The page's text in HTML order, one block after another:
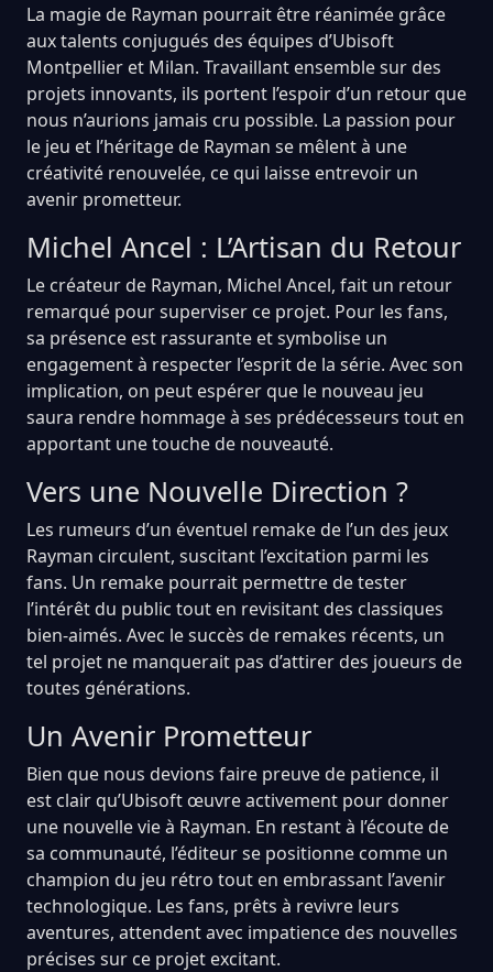
La magie de Rayman pourrait être réanimée grâce
aux talents conjugués des équipes d’Ubisoft
Montpellier et Milan. Travaillant ensemble sur des
projets innovants, ils portent l’espoir d’un retour que
nous n’aurions jamais cru possible. La passion pour
le jeu et l’héritage de Rayman se mêlent à une
créativité renouvelée, ce qui laisse entrevoir un
avenir prometteur.
Michel Ancel : L’Artisan du Retour
Le créateur de Rayman, Michel Ancel, fait un retour
remarqué pour superviser ce projet. Pour les fans,
sa présence est rassurante et symbolise un
engagement à respecter l’esprit de la série. Avec son
implication, on peut espérer que le nouveau jeu
saura rendre hommage à ses prédécesseurs tout en
apportant une touche de nouveauté.
Vers une Nouvelle Direction ?
Les rumeurs d’un éventuel remake de l’un des jeux
Rayman circulent, suscitant l’excitation parmi les
fans. Un remake pourrait permettre de tester
l’intérêt du public tout en revisitant des classiques
bien-aimés. Avec le succès de remakes récents, un
tel projet ne manquerait pas d’attirer des joueurs de
toutes générations.
Un Avenir Prometteur
Bien que nous devions faire preuve de patience, il
est clair qu’Ubisoft œuvre activement pour donner
une nouvelle vie à Rayman. En restant à l’écoute de
sa communauté, l’éditeur se positionne comme un
champion du jeu rétro tout en embrassant l’avenir
technologique. Les fans, prêts à revivre leurs
aventures, attendent avec impatience des nouvelles
précises sur ce projet excitant.